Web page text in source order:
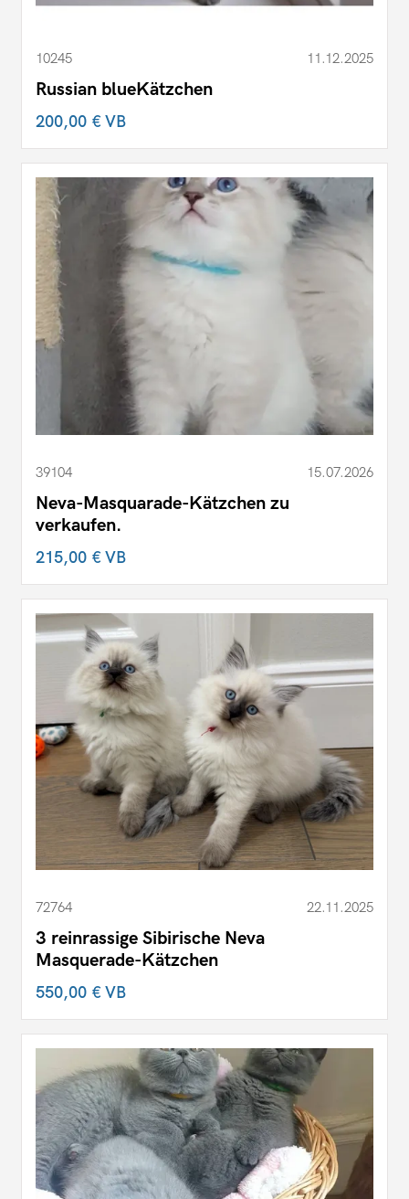
10245 11.12.2025
Russian blueKätzchen
200,00 €VB
39104 15.07.2026
Neva-Masquarade-Kätzchen zu
verkaufen.
215,00 €VB
72764 22.11.2025
3 reinrassige Sibirische Neva
Masquerade-Kätzchen
550,00 €VB